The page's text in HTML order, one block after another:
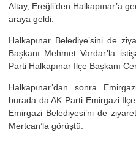
Altay, Ereğli’den Halkapınar’a
araya geldi.
Halkapınar Belediye’sini de
Başkanı Mehmet Vardar’la
Parti Halkapınar İlçe Başkanı
Halkapınar’dan sonra
burada da AK Parti Emirgazi
Emirgazi Belediyesi’ni de
Mertcan’la görüştü.